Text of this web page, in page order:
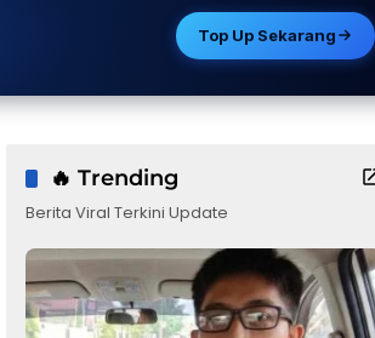
Top Up Sekarang
🔥 Trending
Berita Viral Terkini Update